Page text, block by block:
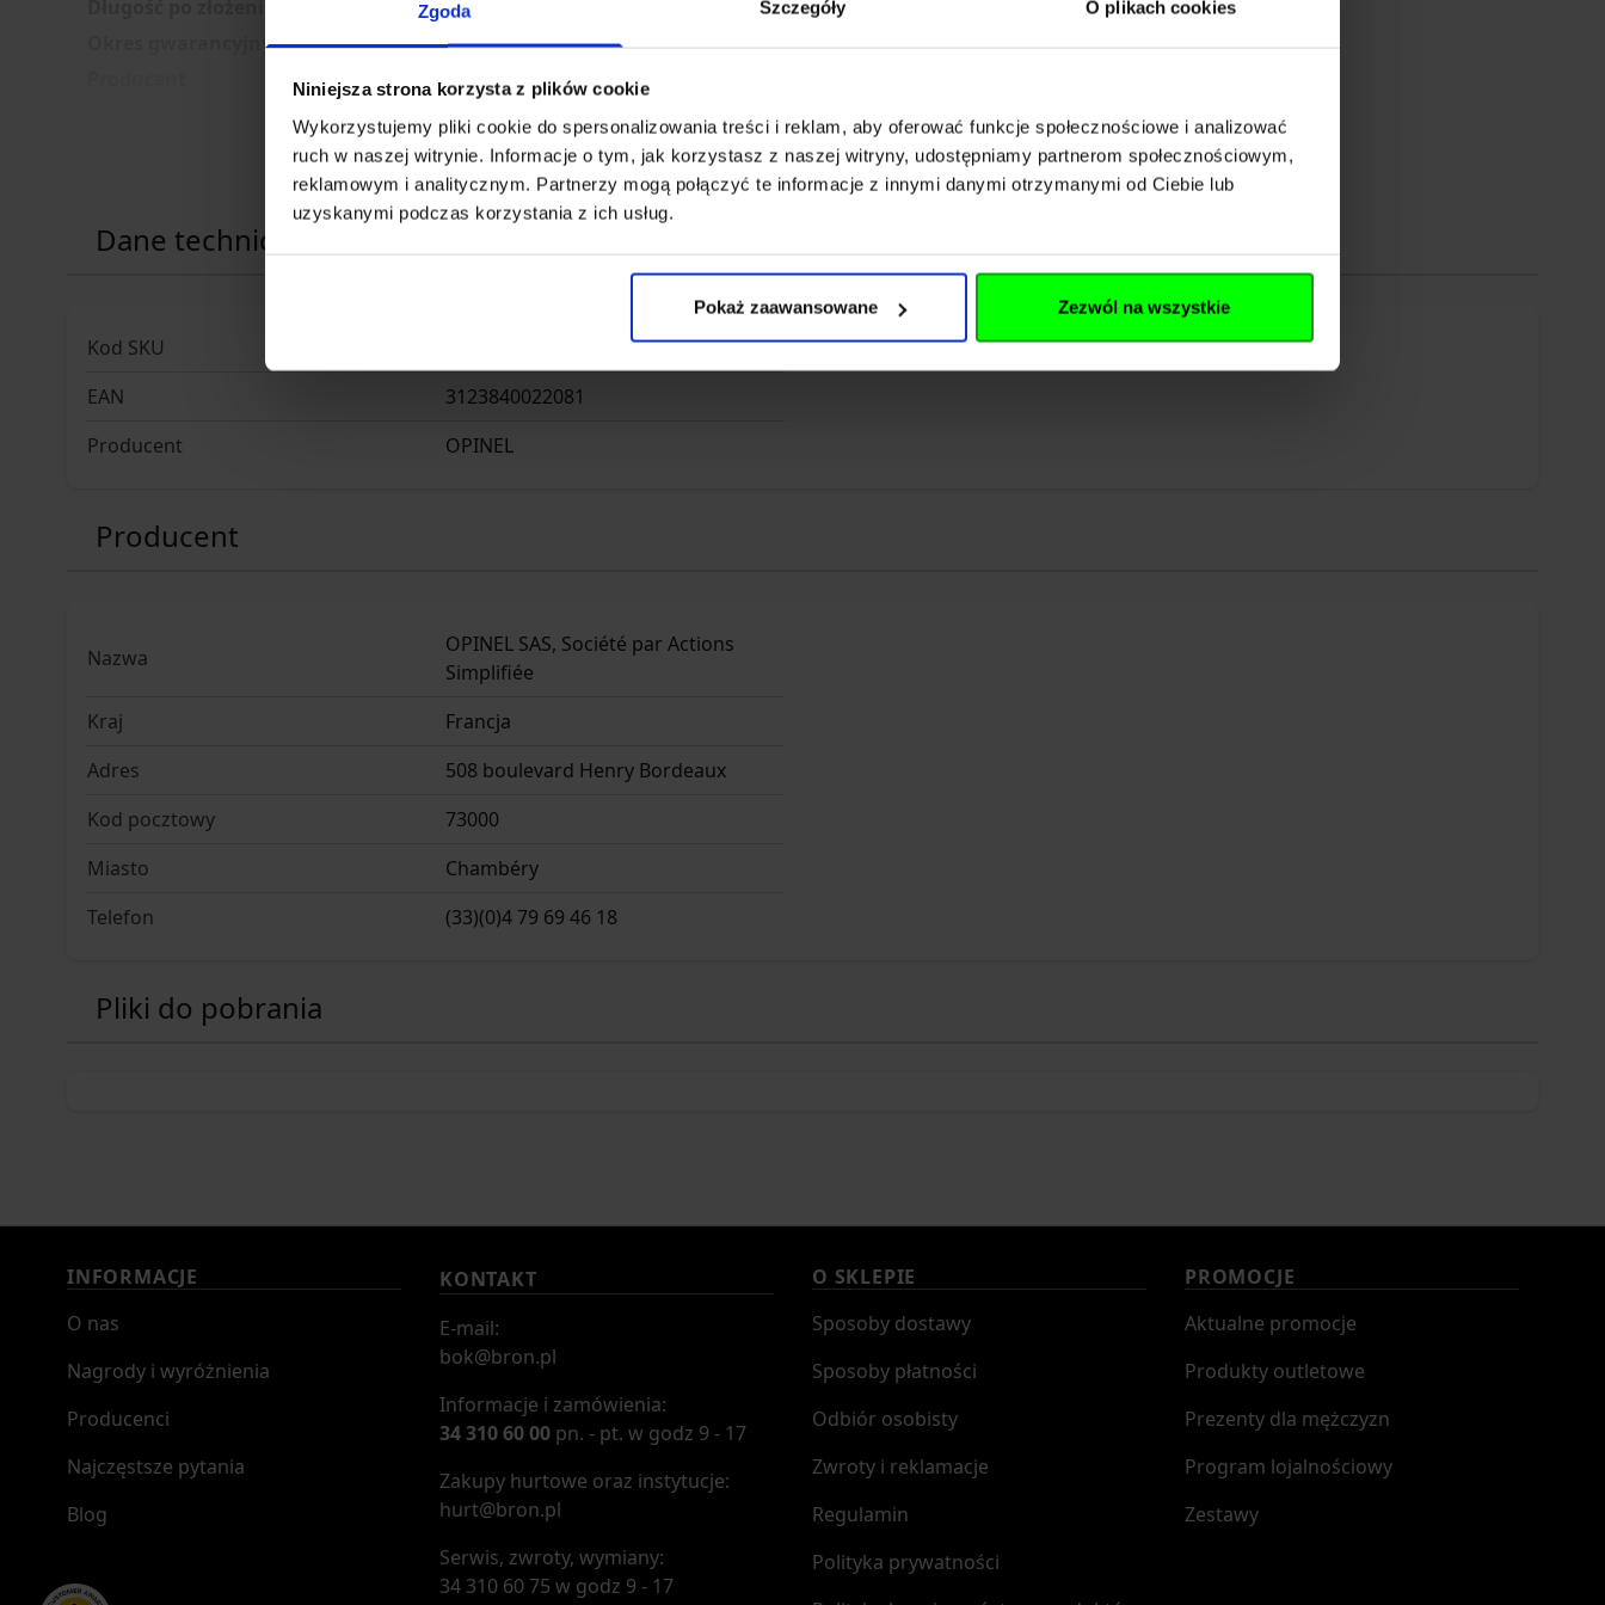
Zgoda Szczegóły O plikach cookies
Niniejsza strona korzysta z plików cookie
Wykorzystujemy pliki cookie do spersonalizowania treści i reklam, aby oferować funkcje społecznościowe i analizować
ruch w naszej witrynie. Informacje o tym, jak korzystasz z naszej witryny, udostępniamy partnerom społecznościowym,
reklamowym i analitycznym. Partnerzy mogą połączyć te informacje z innymi danymi otrzymanymi od Ciebie lub
uzyskanymi podczas korzystania z ich usług.
Pokaż zaawansowane Zezwól na wszystkie
Okres gwarancyjny
24 miesiące
Opinel, Francja
Rozwiń opis
Dane techniczne
Kod SKU
EAN
3123840022081
Producent
OPINEL
Producent
Nazwa
OPINEL SAS, Société par Actions
Simplifiée
Kraj
Francja
Adres
508 boulevard Henry Bordeaux
Kod pocztowy
73000
Miasto
Chambéry
Telefon
(33)(0)4 79 69 46 18
Pliki do pobrania
INFORMACJE
O nas
Nagrody i wyróżnienia
Producenci
Najczęstsze pytania
Blog
KONTAKT
E-mail:
bok@bron.pl
Informacje i zamówienia:
34 310 60 00 pn. - pt. w godz 9 - 17
Zakupy hurtowe oraz instytucje:
hurt@bron.pl
Serwis, zwroty, wymiany:
34 310 60 75 w godz 9 - 17
O SKLEPIE
Sposoby dostawy
Sposoby płatności
Odbiór osobisty
Zwroty i reklamacje
Regulamin
Polityka prywatności
PROMOCJE
Aktualne promocje
Produkty outletowe
Prezenty dla mężczyzn
Program lojalnościowy
Zestawy